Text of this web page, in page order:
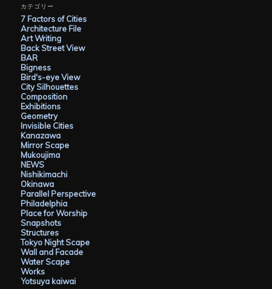
イ
ブ
カテゴリー
7 Factors of Cities
Architecture File
Art Writing
Back Street View
BAR
Bigness
Bird's-eye View
City Silhouettes
Composition
Exhibitions
Geometry
Invisible Cities
Kanazawa
Mirror Scape
Mukoujima
NEWS
Nishikimachi
Okinawa
Parallel Perspective
Philadelphia
Place for Worship
Snapshots
Structures
Tokyo Night Scape
Wall and Facade
Water Scape
Works
Yotsuya kaiwai